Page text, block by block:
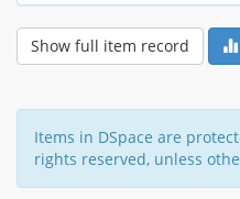
Show full item record
Items in DSpace are
rights reserved, unless